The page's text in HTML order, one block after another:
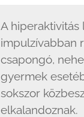
A
impulzívabban
csapongó,
gyermek
sokszor
elkalandoznak.